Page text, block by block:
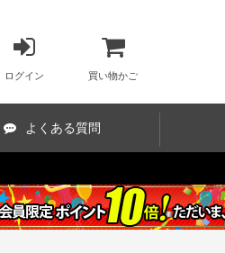
ログイン 買い物かご
よくある質問